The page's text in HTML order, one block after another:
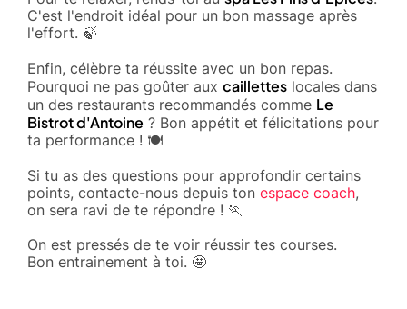
C'est l'endroit idéal pour un bon massage après
l'effort. 🍃
Enfin, célèbre ta réussite avec un bon repas.
Pourquoi ne pas goûter aux caillettes locales dans
un des restaurants recommandés comme Le
Bistrot d'Antoine ? Bon appétit et félicitations pour
ta performance ! 🍽️
Si tu as des questions pour approfondir certains
points, contacte-nous depuis ton espace coach,
on sera ravi de te répondre ! 🏃
On est pressés de te voir réussir tes courses.
Bon entrainement à toi. 🤩